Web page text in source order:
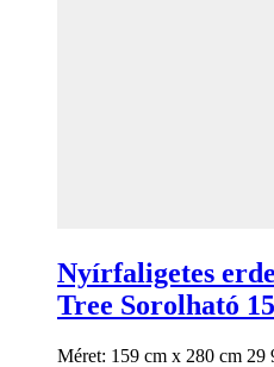
Nyírfaligetes
Tree Sorolható
Méret: 159 cm x 280 cm 29